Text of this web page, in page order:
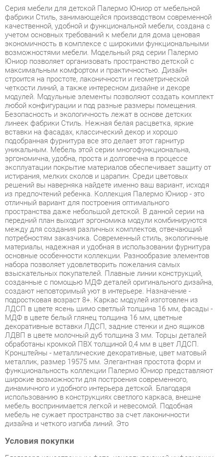
учетом основных требований к мебели для дома ценовая
экономичность в комплексе с широкими функциональными
возможностями мебели. Модельный ряд серии Палермо
Юниор позволяет организовать пространство детской с
максимальным комфортом и практичностью. Дизайн
строится на простоте, лаконичности и геометрической
четкости линий, а также интересном дизайне и декоре
модулей. Модульные элементы позволяют создать комплект
любой конфигурации и под разные размеры помещения.
Безопасность и экологичность лежат в основе детских
линеек фабрики Стиль. Нежная белая расцветка, яркие
вставки на фасадах, классический декор и хорошо
подобранная фурнитура все это делает этот гарнитур
уникальным. Мебель этой серии многофункциональна,
эргономична, удобна, проста и долговечна в процессе
эксплуатации покрытие материалов обеспечивает защиту от
истирания, мелких сколов и царапин. Среди цветовых
решений вы наверняка найдете именно ваш вариант, исходя
из предпочтений ребенка. Коллекция Палермо Юниор - это
отличный вариант для построения оптимального
пространства даже небольшой детской. В данной серии на
передний план выходит эргономика модули комбинируются
между для создания различных комплектов, отвечающий
потребностям заказчика. Современный стиль, экологичные
материалы, надежная и удобная в использовании фурнитура
основные особенности коллекции. Разнообразие элементов
набора позволяет удовлетворить пожелания самых
взыскательных покупателей. Плавные линии конструкций,
созданные с помощью МДФ деталей оригинального дизайна,
создают неповторимый уют в интерьере. Назначение -
подростковая возраст 8+. Каркас модулей изготовлен из
ЛДСП в цвете ясень шимо светлый толщина 16 мм, фасады -
МДФ в цвете белый глянец толщина 16 мм, цветные
декоративные вставки ЛДСП, задние стенки и дно ящиков
ЛДВП в цвете молочный дуб толщина 3 мм. Торцы деталей
обработаны кромкой ПВХ толщиной 0,4 мм в цвет ЛДСП.
Кронштейны - металлические декоративные, цвет матовый
металлик, размер 19575 мм. Элегантная простота форм и
функциональность коллекции Палермо Юниор представляют
широкие возможности для построения современного,
динамичного и удобного интерьера детской. Благодаря
использованию в конструкциях светлого каркаса, внешне
мебель воспринимается легкой и невесомой. Подобная
мебель не сужает пространство за счет лаконичности
дизайна и четкого изгиба линий. Это
Условия покупки
Благодаря качественным фото, исчерпывающей информации
о характеристиках и параметрах, а также отзывам
товар «Комплект мебели для детской Стиль Палермо Юниор
4 Белый глянец Ясень шимо светлый» категории Готовые